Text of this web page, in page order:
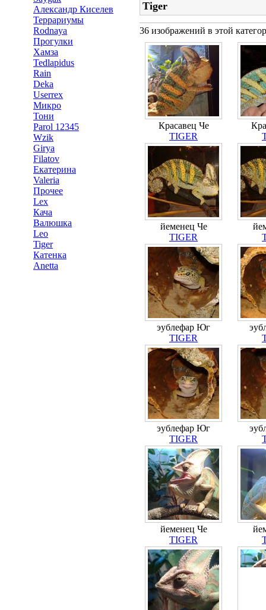
Александр Киселев
Террариумы
Rodnaya
Прогулки
Хамза
Tedlapidus
Rain
Deka
Userrex
Микро
Тони
Parol 12345
Wzik
Girya
Filatov
Екатерина
Valeria
Прочее
Lex
Кача
Валюшка
Leo
Tiger
Катенка
Anetta
Tiger
36 изображений в этой
Красавец Че
TIGER
йеменец Че
TIGER
эублефар Юг
TIGER
эублефар Юг
TIGER
йеменец Че
TIGER